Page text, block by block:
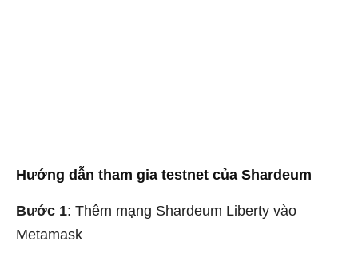
Hướng dẫn tham gia testnet của Shardeum
Bước 1: Thêm mạng Shardeum Liberty vào
Metamask